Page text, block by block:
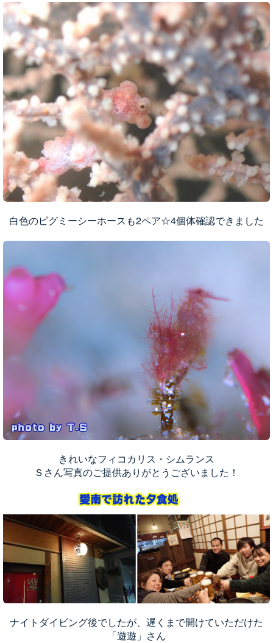
白色のピグミーシーホースも2ペア☆4個体確認できました
きれいなフィコカリス・シムランス
Ｓさん写真のご提供ありがとうございました！
ナイトダイビング後でしたが、遅くまで開けていただけた
「遊遊」さん